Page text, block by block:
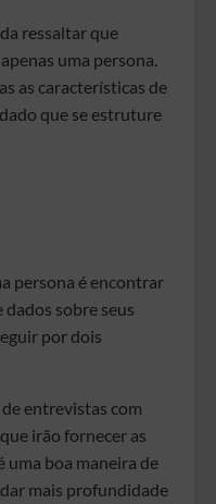
ressaltar que
uma persona.
as características de
que se estruture
persona é encontrar
sobre seus
por dois
entrevistas com
irão fornecer as
uma boa maneira de
mais profundidade